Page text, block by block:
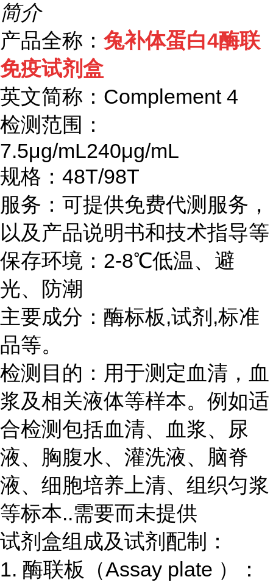
简介
产品全称： 兔补体蛋白4酶联
免疫试剂盒
英文简称： Complement 4
检测范围：
7.5μg/mL240μg/mL
规格： 48T/98T
服务：可提供免费代测服务，
以及产品说明书和技术指导等
保存环境： 2-8℃低温、避
光、防潮
主要成分：酶标板,试剂,标准
品等。
检测目的：用于测定血清，血
浆及相关液体等样本。例如适
合检测包括血清、血浆、尿
液、胸腹水、灌洗液、脑脊
液、细胞培养上清、组织匀浆
等标本..需要而未提供
试剂盒组成及试剂配制：
1. 酶联板（Assay plate ）：